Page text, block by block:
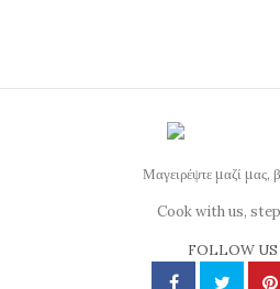
Μαγειρέψτε μαζί
Cook with us,
FOLLOW